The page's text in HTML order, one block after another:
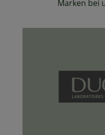
Marken bei